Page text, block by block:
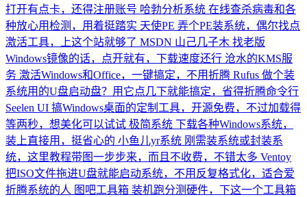
打开有点卡，还得注册账号 哈勃分析系统 在线查杀病毒和各
种放心用检测，用着挺踏实 天使PE 弄个PE装系统，偶尔找点
激活工具，上这个站就够了 MSDN 山己几子木 找老版
Windows镜像的话，点开就有，下载速度还行 沧水的KMS服
务 激活Windows和Office，一键搞定，不用折腾 Rufus 做个装
系统用的U盘启动盘？用它点几下就能搞定，省得折腾命令行
Seelen UI 搞Windows桌面的定制工具，开源免费，不过加载得
等两秒，想美化可以试试 极简系统 下载各种Windows系统，
装上直接用，挺省心的 小鱼儿yr系统 刚需装系统或封装系
统，这里教程带图一步步来，而且不收费，不错太多 Ventoy
把ISO文件拖进U盘就能启动系统，不用反复格式化，适合爱
折腾系统的人 图吧工具箱 装机跑分测硬件，下这一个工具箱